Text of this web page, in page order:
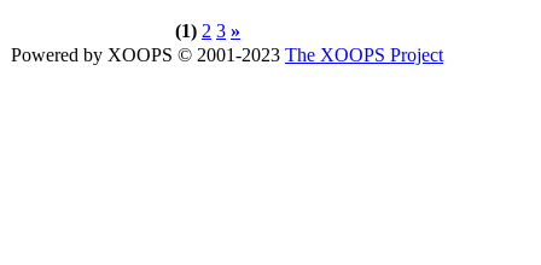
(1) 2 3 »
Powered by XOOPS © 2001-2023 The XOOPS Project